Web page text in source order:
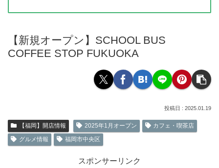
【新規オープン】SCHOOL BUS
COFFEE STOP FUKUOKA
2025.01.19
【福岡】開店情報 2025年1月オープン
カフェ・喫茶店
グルメ情報
福岡市中央区
スポンサーリンク